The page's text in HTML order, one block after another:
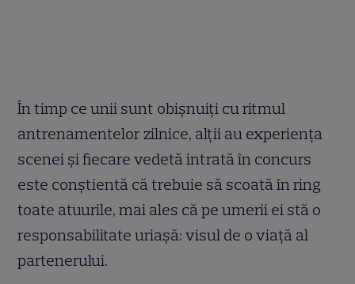
În timp ce unii sunt obişnuiţi cu ritmul
antrenamentelor zilnice, alţii au experienţa
scenei şi fiecare vedetă intrată în concurs
este conştientă că trebuie să scoată în ring
toate atuurile, mai ales că pe umerii ei stă o
responsabilitate uriaşă: visul de o viaţă al
partenerului.